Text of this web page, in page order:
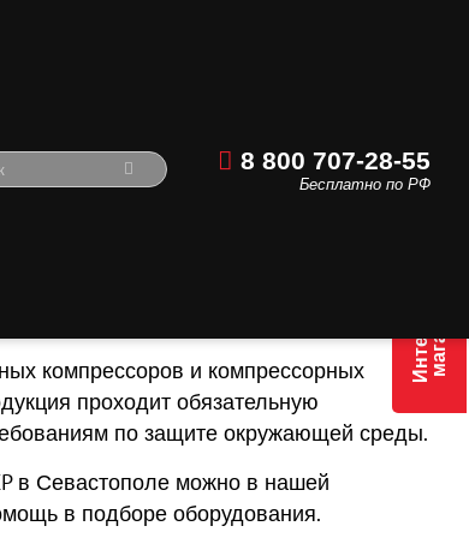
8 800 707-28-55
Бесплатно по РФ
компрессоров и компрессорных
проходит обязательную
по защите окружающей среды.
в Севастополе можно в нашей
в подборе оборудования.
Интернетмагазин